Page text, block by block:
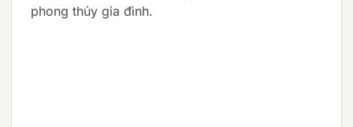
phong thủy gia đình.